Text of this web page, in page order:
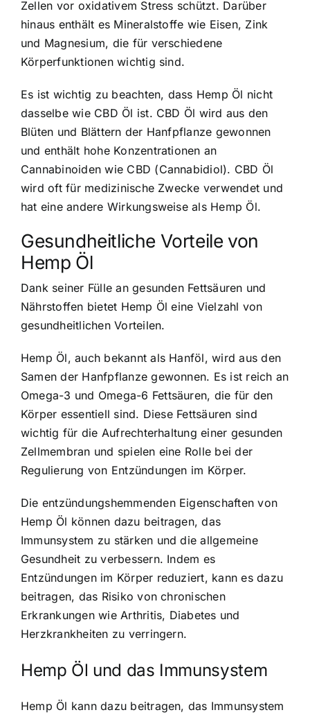
Zellen vor oxidativem Stress schützt. Darüber
hinaus enthält es Mineralstoffe wie Eisen, Zink
und Magnesium, die für verschiedene
Körperfunktionen wichtig sind.
Es ist wichtig zu beachten, dass Hemp Öl nicht
dasselbe wie CBD Öl ist. CBD Öl wird aus den
Blüten und Blättern der Hanfpflanze gewonnen
und enthält hohe Konzentrationen an
Cannabinoiden wie CBD (Cannabidiol). CBD Öl
wird oft für medizinische Zwecke verwendet und
hat eine andere Wirkungsweise als Hemp Öl.
Gesundheitliche Vorteile von
Hemp Öl
Dank seiner Fülle an gesunden Fettsäuren und
Nährstoffen bietet Hemp Öl eine Vielzahl von
gesundheitlichen Vorteilen.
Hemp Öl, auch bekannt als Hanföl, wird aus den
Samen der Hanfpflanze gewonnen. Es ist reich an
Omega-3 und Omega-6 Fettsäuren, die für den
Körper essentiell sind. Diese Fettsäuren sind
wichtig für die Aufrechterhaltung einer gesunden
Zellmembran und spielen eine Rolle bei der
Regulierung von Entzündungen im Körper.
Die entzündungshemmenden Eigenschaften von
Hemp Öl können dazu beitragen, das
Immunsystem zu stärken und die allgemeine
Gesundheit zu verbessern. Indem es
Entzündungen im Körper reduziert, kann es dazu
beitragen, das Risiko von chronischen
Erkrankungen wie Arthritis, Diabetes und
Herzkrankheiten zu verringern.
Hemp Öl und das Immunsystem
Hemp Öl kann dazu beitragen, das Immunsystem